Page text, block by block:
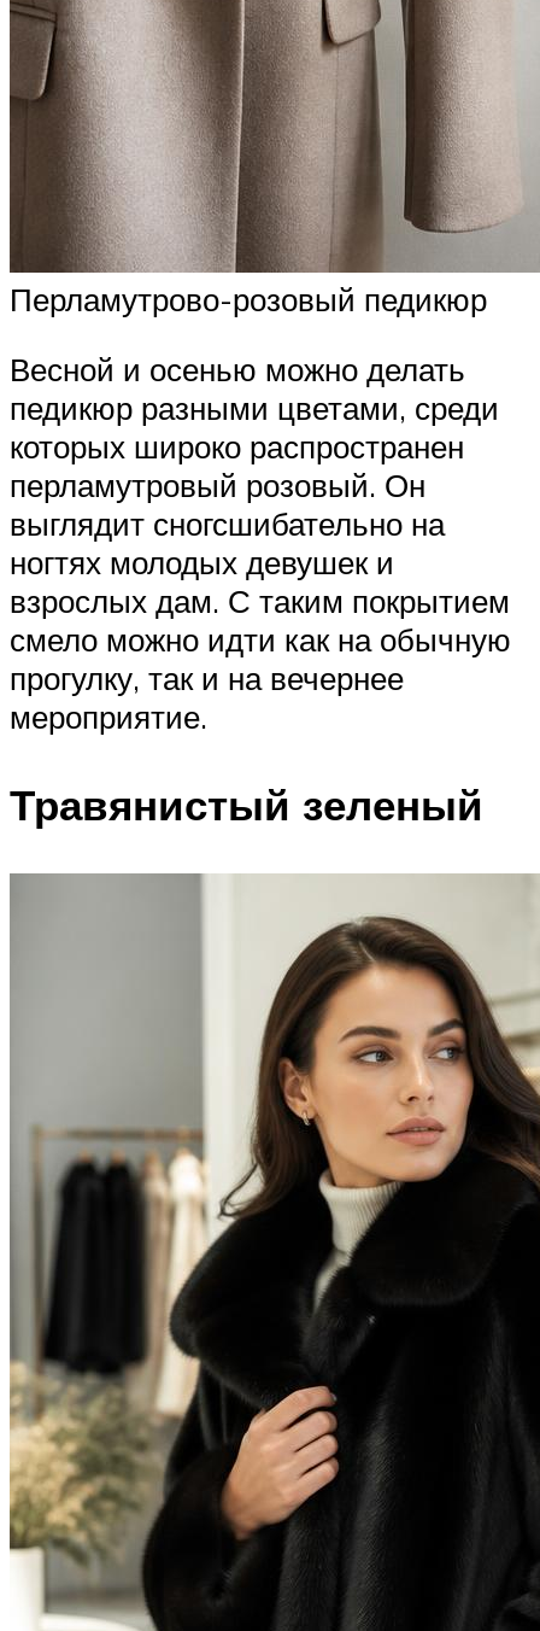
Перламутрово-розовый педикюр
Весной и осенью можно делать
педикюр разными цветами, среди
которых широко распространен
перламутровый розовый. Он
выглядит сногсшибательно на
ногтях молодых девушек и
взрослых дам. С таким покрытием
смело можно идти как на обычную
прогулку, так и на вечернее
мероприятие.
Травянистый зеленый